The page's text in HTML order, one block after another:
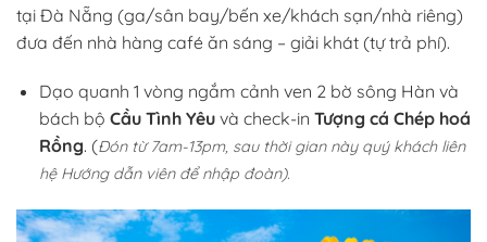
tại Đà Nẵng (ga/sân bay/bến xe/khách sạn/nhà riêng)
đưa đến nhà hàng café ăn sáng – giải khát (tự trả phí).
Dạo quanh 1 vòng ngắm cảnh ven 2 bờ sông Hàn và
bách bộ Cầu Tình Yêuvà check-in Tượng cá Chép hoá
Rồng. (Đón từ 7am-13pm, sau thời gian này quý khách liên
hệ Hướng dẫn viên để nhập đoàn).